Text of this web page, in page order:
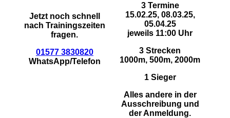
Jetzt noch schnell
nach Trainingszeiten
fragen.
01577 3830820
WhatsApp/Telefon
3 Termine
15.02.25, 08.03.25,
05.04.25
jeweils 11:00 Uhr
3 Strecken
1000m, 500m, 2000m
1 Sieger
Alles andere in der
Ausschreibung und
der Anmeldung.